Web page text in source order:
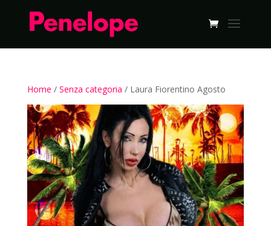
Home / Senza categoria / Laura Fiorentino Agosto